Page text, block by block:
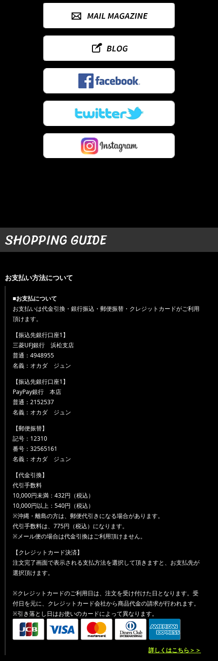
SHOPPING GUIDE
お支払い方法について
■お支払について
お支払いは代金引換・銀行振込・郵便振替・クレジットカードがご利用
頂けます。
【振込先銀行口座1】
三菱UFJ銀行 浜松支店
普通：4948955
名義：オカダ ジュン
【振込先銀行口座1】
PayPay銀行 本店
普通：2152537
名義：オカダ ジュン
【郵便振替】
記号：12310
番号：32565161
名義：オカダ ジュン
【代金引換】
代引手数料
10,000円未満：432円（税込）
10,000円以上：540円（税込）
※沖縄・離島の方は、郵便代引きになる場合があります。
代引手数料は、775円（税込）になります。
※メール便の場合は代金引換はご利用頂けません。
【クレジットカード決済】
注文完了画面で表示される支払方法を選択して頂きますと、お支払先が
選択頂けます。
※クレジットカードのご利用日は、注文を受け付けた日となります。受
付日を元に、クレジットカード会社から商品代金の請求が行われます。
※引き落とし日はお使いのカードによって異なります。
詳しくはこちら＞＞